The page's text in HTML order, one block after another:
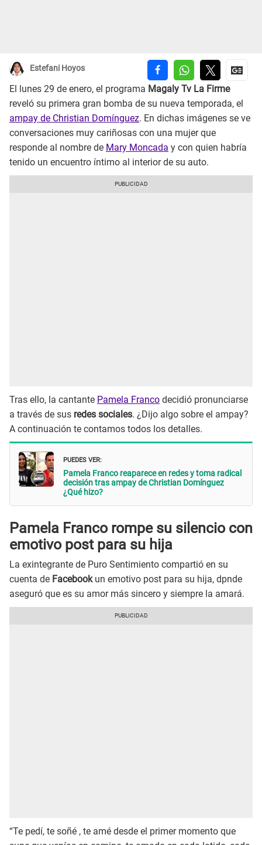
Estefani Hoyos
El lunes 29 de enero, el programa Magaly Tv La Firme
reveló su primera gran bomba de su nueva temporada, el
ampay de Christian Domínguez. En dichas imágenes se ve
conversaciones muy cariñosas con una mujer que
responde al nombre de Mary Moncada y con quien habría
tenido un encuentro íntimo al interior de su auto.
Tras ello, la cantante Pamela Franco decidió pronunciarse
a través de sus redes sociales. ¿Dijo algo sobre el ampay?
A continuación te contamos todos los detalles.
PUEDES VER:
Pamela Franco reaparece en redes y toma radical
decisión tras ampay de Christian Domínguez
¿Qué hizo?
Pamela Franco rompe su silencio con
emotivo post para su hija
La exintegrante de Puro Sentimiento compartió en su
cuenta de Facebook un emotivo post para su hija, dpnde
aseguró que es su amor más sincero y siempre la amará.
“Te pedí, te soñé , te amé desde el primer momento que